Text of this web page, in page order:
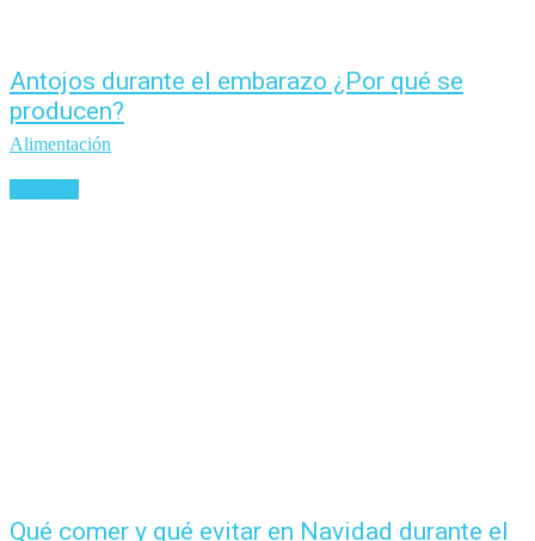
Antojos durante el embarazo ¿Por qué se
producen?
Alimentación
Qué comer y qué evitar en Navidad durante el